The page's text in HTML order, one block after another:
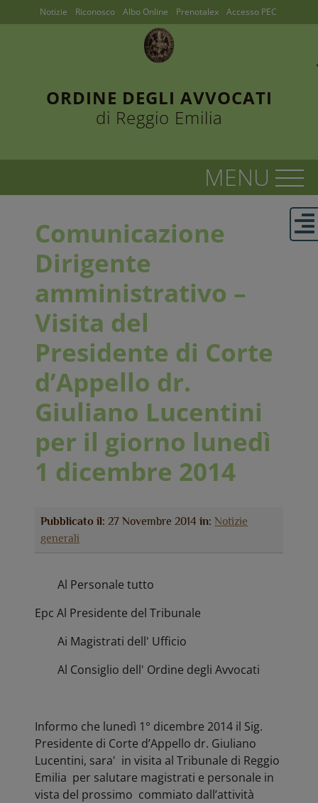
ORDINE DEGLI AVVOCATI
di Reggio Emilia
Notizie Riconosco Albo Online Prenotalex Accesso PEC
Comunicazione
Dirigente
amministrativo –
Visita del
Presidente di Corte
d’Appello dr.
Giuliano Lucentini
per il giorno lunedì
1 dicembre 2014
Pubblicato il: 27 Novembre 2014in: Notizie
generali
Al Personale tutto
Epc Al Presidente del Tribunale
Ai Magistrati dell' Ufficio
Al Consiglio dell' Ordine degli Avvocati
Informo che lunedì 1° dicembre 2014 il Sig.
Presidente di Corte d’Appello dr. Giuliano
Lucentini, sara' in visita al Tribunale di Reggio
Emilia per salutare magistrati e personale in
vista del prossimo commiato dall’attività